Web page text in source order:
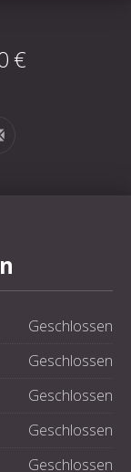
€
by Email
Geschlossen
Geschlossen
Geschlossen
Geschlossen
Geschlossen